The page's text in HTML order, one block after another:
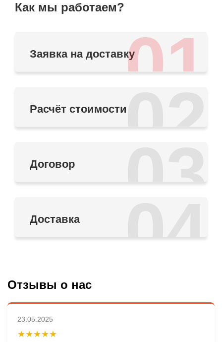
Как мы работаем?
01
Заявка на доставку
02
Расчёт стоимости
03
Договор
04
Доставка
Отзывы о нас
23.05.2025
★★★★★